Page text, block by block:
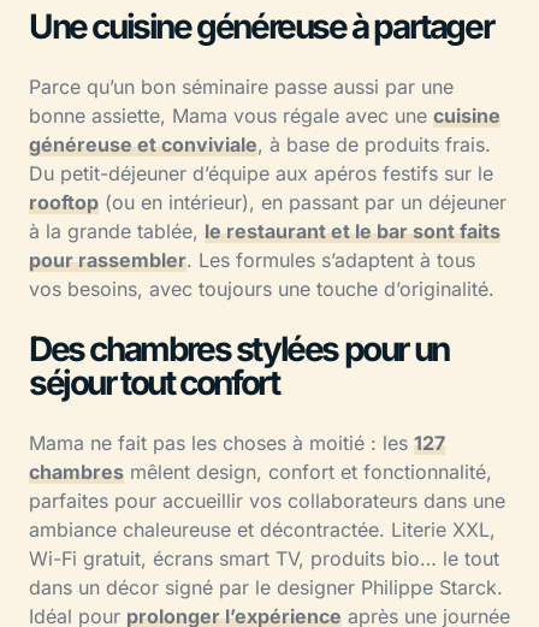
Une cuisine généreuse à partager
Parce qu’un bon séminaire passe aussi par une
bonne assiette, Mama vous régale avec une cuisine
généreuse et conviviale, à base de produits frais.
Du petit-déjeuner d’équipe aux apéros festifs sur le
rooftop (ou en intérieur), en passant par un déjeuner
à la grande tablée, le restaurant et le bar sont faits
pour rassembler. Les formules s’adaptent à tous
vos besoins, avec toujours une touche d’originalité.
Des chambres stylées pour un
séjour tout confort
Mama ne fait pas les choses à moitié : les 127
chambres mêlent design, confort et fonctionnalité,
parfaites pour accueillir vos collaborateurs dans une
ambiance chaleureuse et décontractée. Literie XXL,
Wi-Fi gratuit, écrans smart TV, produits bio… le tout
dans un décor signé par le designer Philippe Starck.
Idéal pour prolonger l’expérience après une journée